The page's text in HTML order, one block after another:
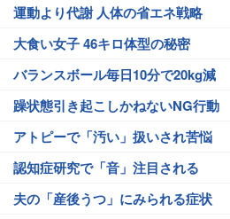
運動より代謝 人体の省エネ戦略
大食い女子 46キロ体型の秘密
バランスボール毎日10分で20kg減
躁状態引き起こしかねないNG行動
アトピーで「汚い」扱いされ苦悩
認知症研究で「音」注目される
夫の「産後うつ」にみられる症状